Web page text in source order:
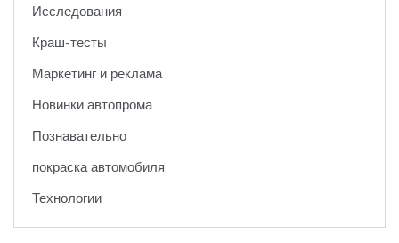
Исследования
Краш-тесты
Маркетинг и реклама
Новинки автопрома
Познавательно
покраска автомобиля
Технологии